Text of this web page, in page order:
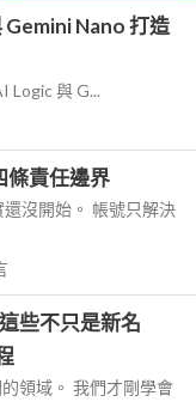
Nano 打造
Logic 與 G...
條責任邊界
沒開始。 帳號只解決
些不只是新名
領域。 我們才剛學會